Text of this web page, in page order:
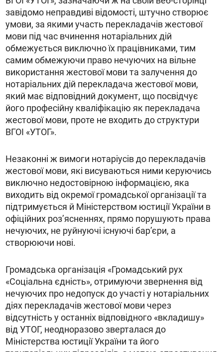
завідомо неправдиві відомості, штучно створює
умови, за якими участь перекладачів жестової
мови під час вчинення нотаріальних дій
обмежується виключно їх працівниками, тим
самим обмежуючи право нечуючих на вільне
використання жестової мови та залучення до
нотаріальних дій перекладача жестової мови,
який має відповідний документ, що посвідчує
його професійну кваліфікацію як перекладача
жестової мови, проте не входить до структури
ВГОІ «УТОГ».
Незаконні ж вимоги нотаріусів до перекладачів
жестової мови, які висуваються ними керуючись
виключно недостовірною інформацією, яка
виходить від окремої громадської організації та
підтримується й Міністерством юстиції України в
офіційних роз’ясненнях, прямо порушують права
нечуючих, не руйнуючі існуючі барʼєри, а
створюючи нові.
Громадська організація «Громадський рух
«Соціальна єдність», отримуючи звернення від
нечуючих про недопуск до участі у нотаріальних
діях перекладачів жестової мови через
відсутність у останніх відповідного «вкладишу»
від УТОГ, неодноразово зверталася до
Міністерства юстиції України та його